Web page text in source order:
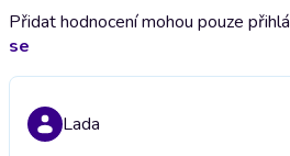
Přidat hodnocení mohou pouze
se
Lada